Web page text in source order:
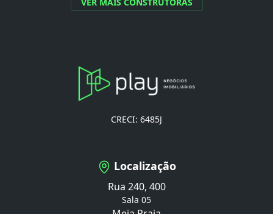
VER MAIS CONSTRUTORAS
CRECI: 6485J
Localização
Rua 240, 400
Sala 05